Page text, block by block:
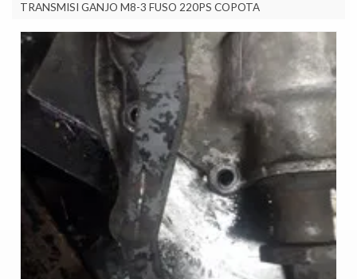
TRANSMISI GANJO M8-3 FUSO 220PS COPOTA